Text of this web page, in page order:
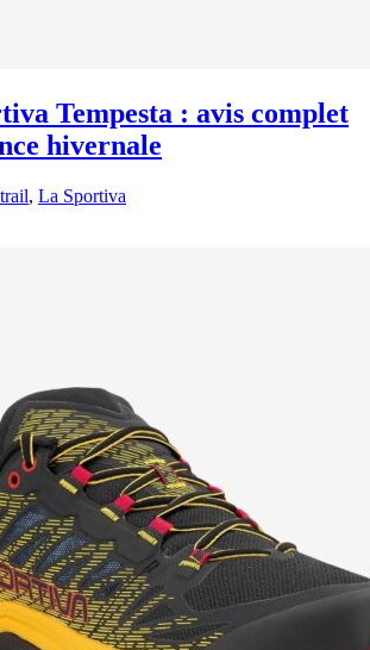
Tempesta : avis complet
hivernale
, La Sportiva